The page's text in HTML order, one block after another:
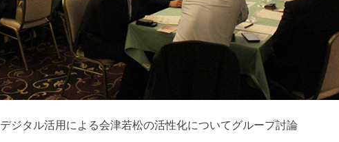
デジタル活用による会津若松の活性化についてグループ討論